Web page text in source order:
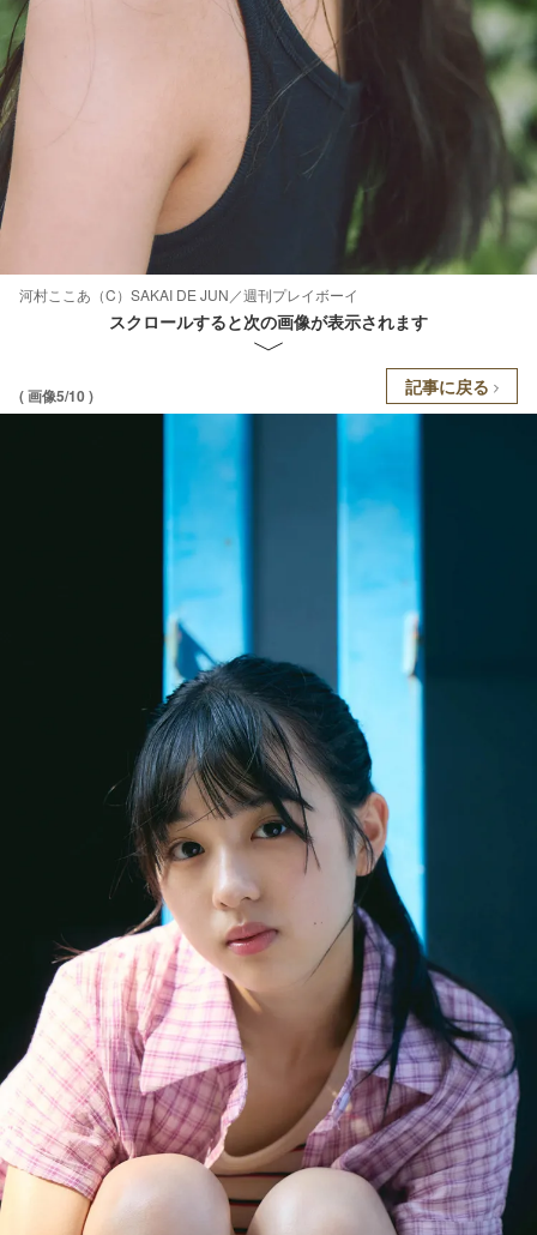
河村ここあ（C）SAKAI DE JUN／週刊プレイボーイ
スクロールすると次の画像が表示されます
( 画像5/10 ) 記事に戻る